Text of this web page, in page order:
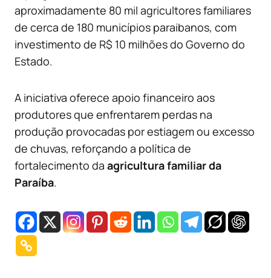
aproximadamente 80 mil agricultores familiares
de cerca de 180 municípios paraibanos, com
investimento de R$ 10 milhões do Governo do
Estado.
A iniciativa oferece apoio financeiro aos
produtores que enfrentarem perdas na
produção provocadas por estiagem ou excesso
de chuvas, reforçando a política de
fortalecimento da agricultura familiar da
Paraíba.